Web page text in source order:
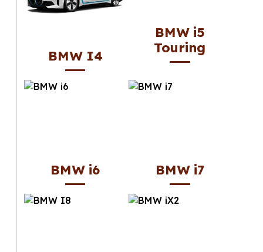
BMW I4
BMW i5
Touring
BMW i6 BMW i7